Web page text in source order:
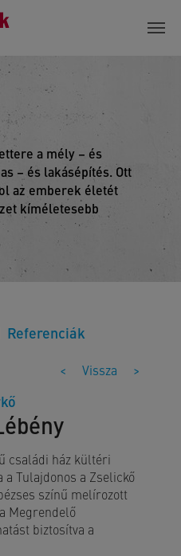
a mély – és
– és lakásépítés. Ott
az emberek életét
kíméletesebb
Referenciák
< Vissza >
családi ház kültéri
Tulajdonos a Zselickő
színű melírozott
Megrendelő
biztosítva a